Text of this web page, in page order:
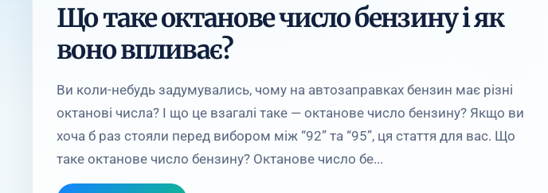
Що таке октанове число бензину і як
воно впливає?
Ви коли-небудь задумувались, чому на автозаправках бензин має різні
октанові числа? І що це взагалі таке — октанове число бензину? Якщо ви
хоча б раз стояли перед вибором між “92” та “95”, ця стаття для вас. Що
таке октанове число бензину? Октанове число бе...